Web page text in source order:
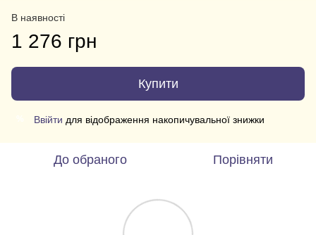
В наявності
1 276 грн
Купити
Ввійти для відображення накопичувальної знижки
До обраного Порівняти